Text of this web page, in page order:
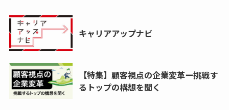
キャリアアップナビ
【特集】顧客視点の企業変革ー挑戦す
るトップの構想を聞く